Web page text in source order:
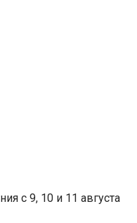
с 9, 10 и 11 августа